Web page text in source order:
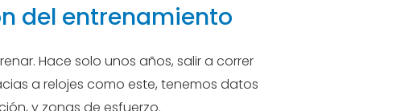
del entrenamiento
Hace solo unos años, salir a correr
a relojes como este, tenemos datos
y zonas de esfuerzo.